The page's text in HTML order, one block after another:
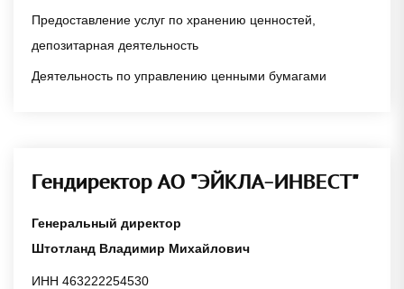
Предоставление услуг по хранению ценностей,
депозитарная деятельность
Деятельность по управлению ценными бумагами
Гендиректор АО "ЭЙКЛА-ИНВЕСТ"
Генеральный директор
Штотланд Владимир Михайлович
ИНН 463222254530